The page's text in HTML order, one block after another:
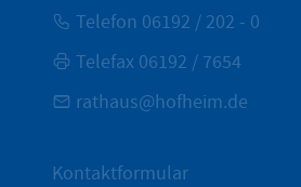
Telefon 06192 / 202 - 0
Telefax 06192 / 7654
rathaus@hofheim.de
Kontaktformular